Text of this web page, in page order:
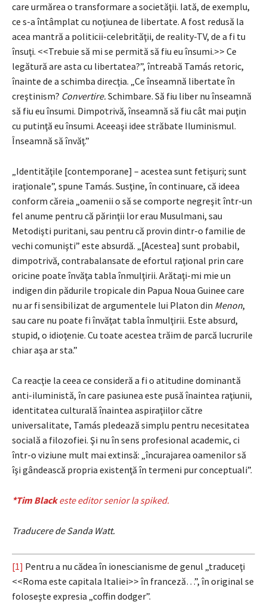
care urmărea o transformare a societăţii. Iată, de exemplu,
ce s-a întâmplat cu noţiunea de libertate. A fost redusă la
acea mantră a politicii-celebrităţii, de reality-TV, de a fi tu
însuţi. <<Trebuie să mi se permită să fiu eu însumi.>> Ce
legătură are asta cu libertatea?”, întreabă Tamás retoric,
înainte de a schimba direcţia. „Ce înseamnă libertate în
creştinism? Convertire. Schimbare. Să fiu liber nu înseamnă
să fiu eu însumi. Dimpotrivă, înseamnă să fiu cât mai puţin
cu putinţă eu însumi. Aceeaşi idee străbate Iluminismul.
Înseamnă să învăţ.”
„Identităţile [contemporane] – acestea sunt fetişuri; sunt
iraţionale”, spune Tamás. Susţine, în continuare, că ideea
conform căreia „oamenii o să se comporte negreşit într-un
fel anume pentru că părinţii lor erau Musulmani, sau
Metodişti puritani, sau pentru că provin dintr-o familie de
vechi comunişti” este absurdă. „[Acestea] sunt probabil,
dimpotrivă, contrabalansate de efortul raţional prin care
oricine poate învăţa tabla înmulţirii. Arătaţi-mi mie un
indigen din pădurile tropicale din Papua Noua Guinee care
nu ar fi sensibilizat de argumentele lui Platon din Menon,
sau care nu poate fi învăţat tabla înmulţirii. Este absurd,
stupid, o idioţenie. Cu toate acestea trăim de parcă lucrurile
chiar aşa ar sta.”
Ca reacţie la ceea ce consideră a fi o atitudine dominantă
anti-iluministă, în care pasiunea este pusă înaintea raţiunii,
identitatea culturală înaintea aspiraţiilor către
universalitate, Tamás pledează simplu pentru necesitatea
socială a filozofiei. Şi nu în sens profesional academic, ci
într-o viziune mult mai extinsă: „încurajarea oamenilor să
îşi gândească propria existenţă în termeni pur conceptuali”.
*Tim Blackeste editor senior la spiked.
Traducere de Sanda Watt.
[1] Pentru a nu cădea în ionescianisme de genul „traduceţi
<<Roma este capitala Italiei>> în franceză…”, în original se
foloseşte expresia „coffin dodger”.